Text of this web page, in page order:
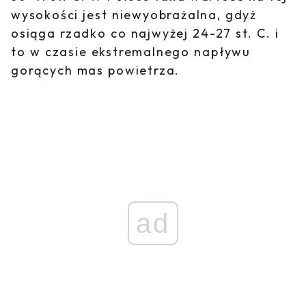
wysokości jest niewyobrażalna, gdyż
osiąga rzadko co najwyżej 24-27 st. C. i
to w czasie ekstremalnego napływu
gorących mas powietrza.
ad